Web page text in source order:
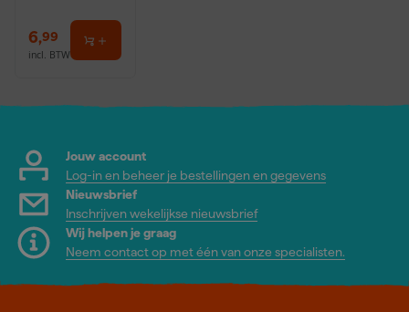
6,99
incl. BTW
Jouw account
Log-in en beheer je bestellingen en gegevens
Nieuwsbrief
Inschrijven wekelijkse nieuwsbrief
Wij helpen je graag
Neem contact op met één van onze specialisten.